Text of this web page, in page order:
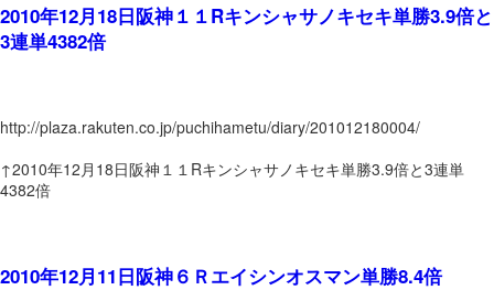
2010年12月18日阪神１１Rキンシャサノキセキ単勝3.9倍と
3連単4382倍
http://plaza.rakuten.co.jp/puchihametu/diary/201012180004/
↑2010年12月18日阪神１１Rキンシャサノキセキ単勝3.9倍と3連単
4382倍
2010年12月11日阪神６Ｒエイシンオスマン単勝8.4倍